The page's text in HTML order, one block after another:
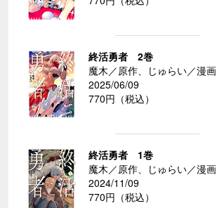
終活勇者 2巻
魔木／原作、じゅらい／漫画
2025/06/09
770円（税込）
終活勇者 1巻
魔木／原作、じゅらい／漫画
2024/11/09
770円（税込）